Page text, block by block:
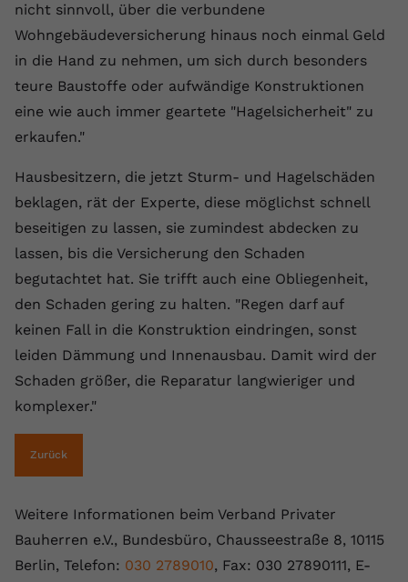
nicht sinnvoll, über die verbundene
Wohngebäudeversicherung hinaus noch einmal Geld
in die Hand zu nehmen, um sich durch besonders
teure Baustoffe oder aufwändige Konstruktionen
eine wie auch immer geartete "Hagelsicherheit" zu
erkaufen."
Hausbesitzern, die jetzt Sturm- und Hagelschäden
beklagen, rät der Experte, diese möglichst schnell
beseitigen zu lassen, sie zumindest abdecken zu
lassen, bis die Versicherung den Schaden
begutachtet hat. Sie trifft auch eine Obliegenheit,
den Schaden gering zu halten. "Regen darf auf
keinen Fall in die Konstruktion eindringen, sonst
leiden Dämmung und Innenausbau. Damit wird der
Schaden größer, die Reparatur langwieriger und
komplexer."
Zurück
Weitere Informationen beim Verband Privater
Bauherren e.V., Bundesbüro, Chausseestraße 8, 10115
Berlin, Telefon: 030 2789010, Fax: 030 27890111, E-
Anbieter Youtube.com
Laufzeit
Zweck
registriert eine eindeutige ID, um
Daten darüber zu speichern, welche
Videos von YouTube der Nutzer
gesehen hat.
Name yt-remote-connected-devices
Laufzeit Session
Zweck